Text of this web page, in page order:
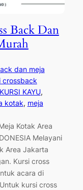
Back Dan
dan meja
crossback
KURSI KAYU
kotak, meja
Kotak Area
Melayani
Area Jakarta
Kursi cross
acara di
kursi cross